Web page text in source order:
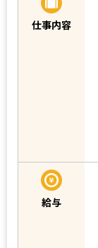
仕事内容
給与